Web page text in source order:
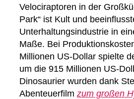
Velociraptoren in der
Park“ ist Kult und
Unterhaltungsindustrie in
Maße. Bei
Millionen US-Dollar spielte
um die 915 Millionen US-
Dinosaurier wurden dank
Abenteuerfilm zum großen